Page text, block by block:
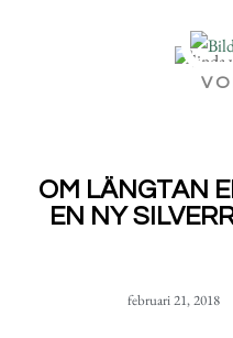
OM LÄNGTAN
EN NY
februari 21, 2018